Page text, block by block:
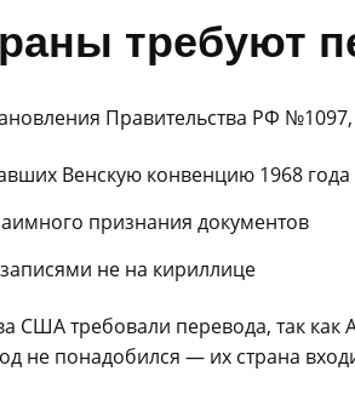
требуют
Правительства РФ
Венскую конвенцию 1968 года
признания документов
не на кириллице
США требовали перевода, так
не понадобился — их страна